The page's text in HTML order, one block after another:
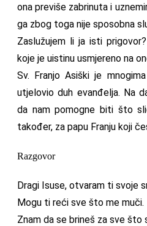
ona previše zabrinuta i
ga zbog toga nije sposobna
Zaslužujem li ja isti
koje je uistinu usmjereno na
Sv. Franjo Asiški je
utjelovio duh evanđelja. Na
da nam pomogne biti što
također, za papu Franju koji
Razgovor
Dragi Isuse, otvaram ti svoje
Mogu ti reći sve što me muči.
Znam da se brineš za sve